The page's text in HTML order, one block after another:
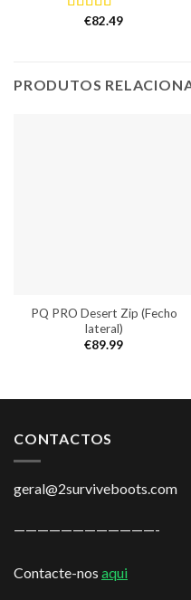
Avaliação
€82.49
PRODUTOS
PQ PRO Desert Zip (Fecho
lateral)
€89.99
CONTACTOS
geral@2surviveboots.com
————————————-
Contacte-nos aqui